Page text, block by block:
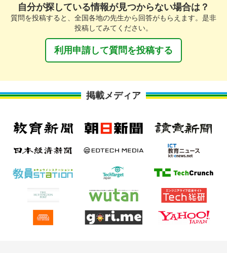
自分が探している情報が見つからない場合は？
質問を投稿すると、全国各地の先生から回答がもらえます。是非
投稿してみてください。
利用申請して質問を投稿する
掲載メディア